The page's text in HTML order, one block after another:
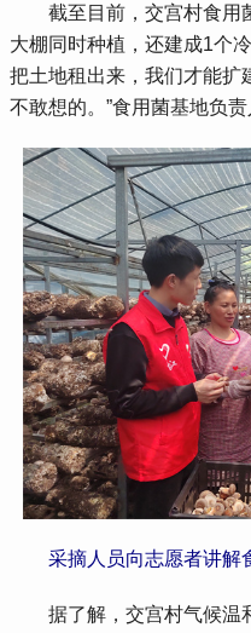
截至目前，交宫村食用
大棚同时种植，还建成1个
把土地租出来，我们才能扩
不敢想的。”食用菌基地负
采摘人员向志愿者讲解
据了解，交宫村气候温